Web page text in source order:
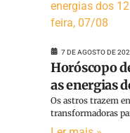
7 DE AGOSTO DE
Horóscopo
as energias
Os astros trazem
transformadoras